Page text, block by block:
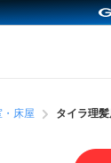
床屋 タイラ理